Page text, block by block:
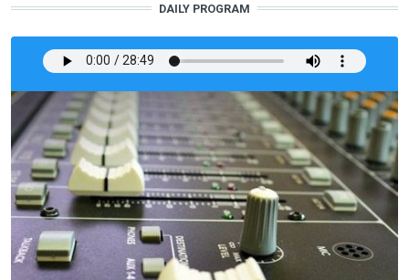
DAILY PROGRAM